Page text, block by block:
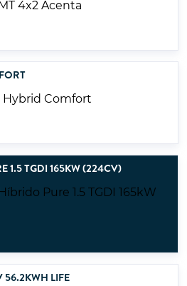
1.5 TGDI 165KW (224CV)
56.2KWH LIFE